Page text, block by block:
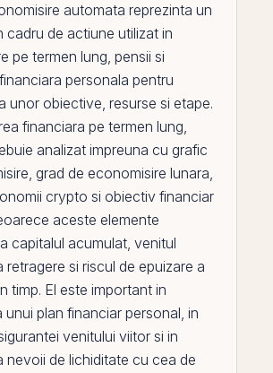
automata reprezinta un
cadru de actiune utilizat in
pe termen lung, pensii si
personala pentru
unor obiective, resurse si etape.
financiara pe termen lung,
analizat impreuna cu grafic
, grad de economisire lunara,
crypto si obiectiv financiar
aceste elemente
capitalul acumulat, venitul
retragere si riscul de epuizare a
timp. El este important in
unui plan financiar personal, in
venitului viitor si in
nevoii de lichiditate cu cea de